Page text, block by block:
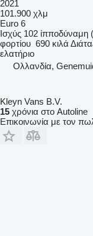
2021
101.900 χλμ
Euro 6
Ισχύς 102 ίπποδύναμη
φορτίου 690 κιλά
ελατήριο
Ολλανδία,
Kleyn Vans B.V.
15 χρόνια στο Autoline
Επικοινωνία με τον